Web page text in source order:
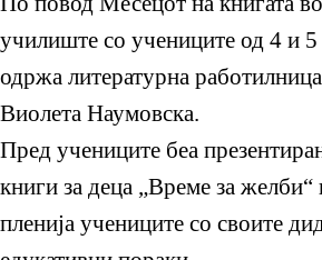
училиште со учениците од 4 и 5
одржа литературна работилница
Виолета Наумовска.
Пред учениците беа
книги за деца „Време за желби“
пленија учениците со своите